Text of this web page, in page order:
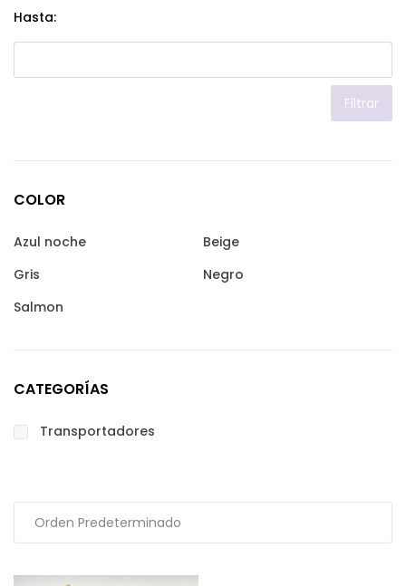
Hasta:
Filtrar
COLOR
Azul noche
Beige
Gris
Negro
Salmon
CATEGORÍAS
Transportadores